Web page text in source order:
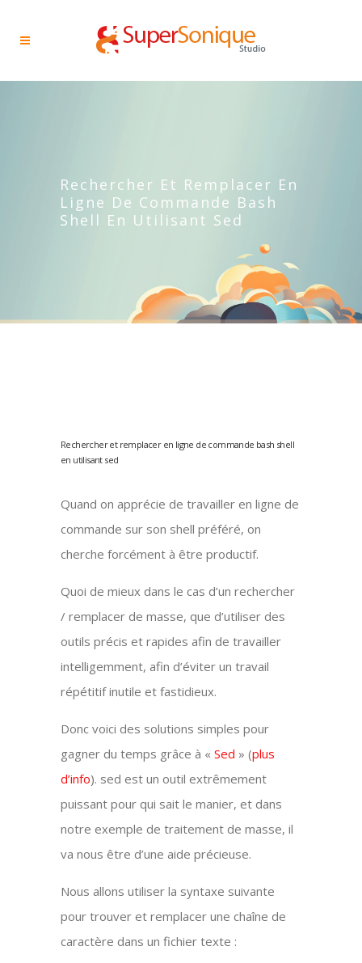
Rechercher Et Remplacer En
Ligne De Commande Bash
Shell En Utilisant Sed
Rechercher et remplacer en ligne de commande bash shell
en utilisant sed
Quand on apprécie de travailler en ligne de
commande sur son shell préféré, on
cherche forcément à être productif.
Quoi de mieux dans le cas d’un rechercher
/ remplacer de masse, que d’utiliser des
outils précis et rapides afin de travailler
intelligemment, afin d’éviter un travail
répétitif inutile et fastidieux.
Donc voici des solutions simples pour
gagner du temps grâce à « Sed » (plus
d’info). sed est un outil extrêmement
puissant pour qui sait le manier, et dans
notre exemple de traitement de masse, il
va nous être d’une aide précieuse.
Nous allons utiliser la syntaxe suivante
pour trouver et remplacer une chaîne de
caractère dans un fichier texte :